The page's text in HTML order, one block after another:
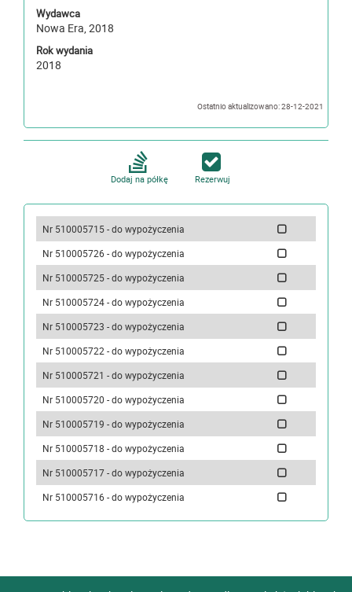
Wydawca
Nowa Era, 2018
Rok wydania
2018
Ostatnio aktualizowano: 28-12-2021
Dodaj na półkę Rezerwuj
Nr 510005715 - do wypożyczenia
Nr 510005726 - do wypożyczenia
Nr 510005725 - do wypożyczenia
Nr 510005724 - do wypożyczenia
Nr 510005723 - do wypożyczenia
Nr 510005722 - do wypożyczenia
Nr 510005721 - do wypożyczenia
Nr 510005720 - do wypożyczenia
Nr 510005719 - do wypożyczenia
Nr 510005718 - do wypożyczenia
Nr 510005717 - do wypożyczenia
Nr 510005716 - do wypożyczenia